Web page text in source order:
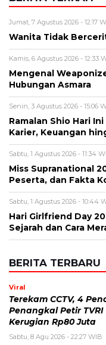
Alamat email tidak akan
Komentar*
Nama*
Email *
Simpan nama,
untuk komentar saya